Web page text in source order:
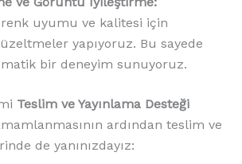
uyumu ve kalitesi için
yapıyoruz. Bu sayede
bir deneyim sunuyoruz.
Teslim ve Yayınlama Desteği
ardından teslim ve
de yanınızdayız: